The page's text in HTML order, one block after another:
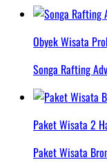
Obyek Wisata
Songa Rafting
Paket Wisata 2
Paket Wisata